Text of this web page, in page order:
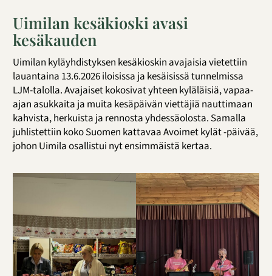
Uimilan kesäkioski avasi
kesäkauden
Uimilan kyläyhdistyksen kesäkioskin avajaisia vietettiin
lauantaina 13.6.2026 iloisissa ja kesäisissä tunnelmissa
LJM-talolla. Avajaiset kokosivat yhteen kyläläisiä, vapaa-
ajan asukkaita ja muita kesäpäivän viettäjiä nauttimaan
kahvista, herkuista ja rennosta yhdessäolosta. Samalla
juhlistettiin koko Suomen kattavaa Avoimet kylät -päivää,
johon Uimila osallistui nyt ensimmäistä kertaa.